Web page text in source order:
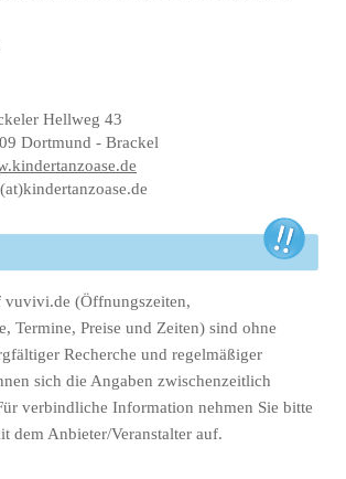
Hellweg 43
Dortmund - Brackel
vuvivi.de (Öffnungszeiten,
Termine, Preise und Zeiten) sind ohne
Recherche und regelmäßiger
sich die Angaben zwischenzeitlich
verbindliche Information nehmen Sie bitte
dem Anbieter/Veranstalter auf.